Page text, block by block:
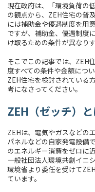
現在政府は、「環境負荷の
の観点から、ZEH住宅の普
には補助金や優遇制度を用
ですが、補助金、優遇制度
け取るための条件が異なり
そこでこの記事では、ZEH
度すべての条件や金額につ
ZEH住宅を検討されている
考になさってください。
ZEH（ゼッチ）と
ZEHは、電気やガスなどの
パネルなどの自家発電設備
のエネルギー消費をゼロに
一般社団法人環境共創イニ
環境省より委任を受けて
ています。